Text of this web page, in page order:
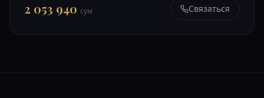
2 053 940 сум Связаться